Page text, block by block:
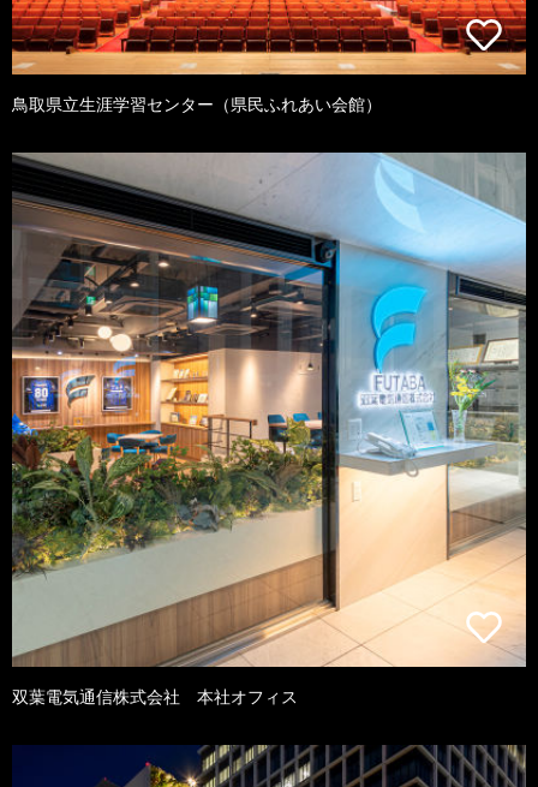
鳥取県立生涯学習センター（県民ふれあい会館）
双葉電気通信株式会社 本社オフィス